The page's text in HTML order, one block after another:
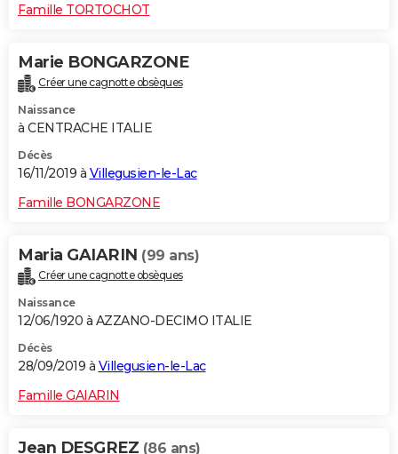
Famille TORTOCHOT
Marie BONGARZONE
Créer une cagnotte obsèques
Naissance
à CENTRACHE ITALIE
Décès
16/11/2019 à Villegusien-le-Lac
Famille BONGARZONE
Maria GAIARIN (99 ans)
Créer une cagnotte obsèques
Naissance
12/06/1920 à AZZANO-DECIMO ITALIE
Décès
28/09/2019 à Villegusien-le-Lac
Famille GAIARIN
Jean DESGREZ (86 ans)